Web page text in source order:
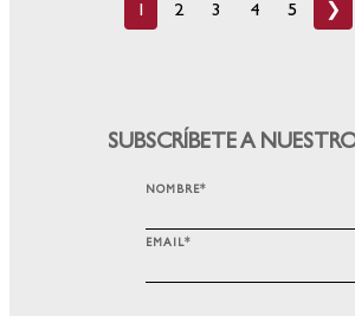
1 2 3 4 5 ❯
SUBSCRÍBETE A
NOMBRE*
EMAIL*